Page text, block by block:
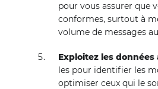
pour vous assurer que
conformes, surtout à
volume de messages
Exploitez les
les pour identifier les
optimiser ceux qui le